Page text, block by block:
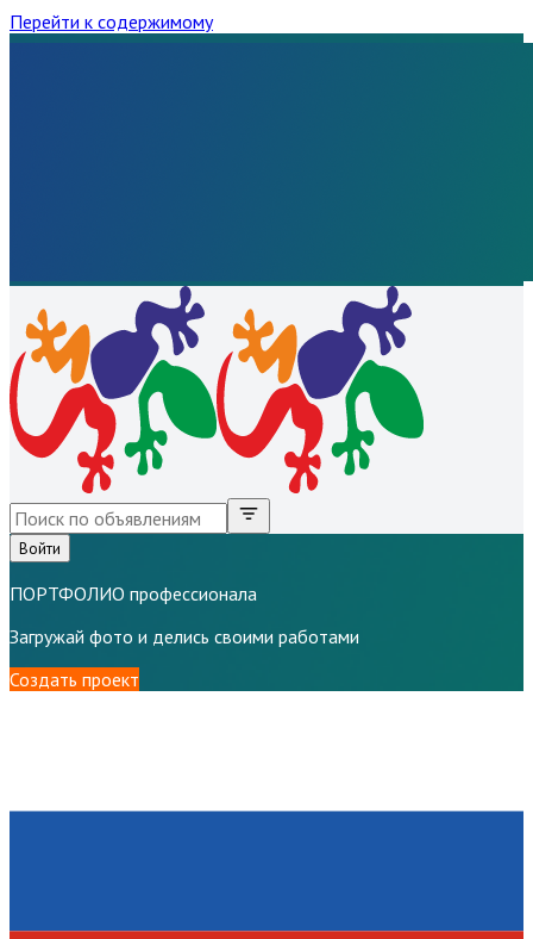
Перейти к содержимому
Войти
ПОРТФОЛИО профессионала
Загружай фото и делись своими работами
Создать проект